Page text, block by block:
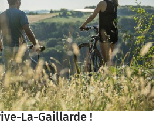
La-Gaillarde !